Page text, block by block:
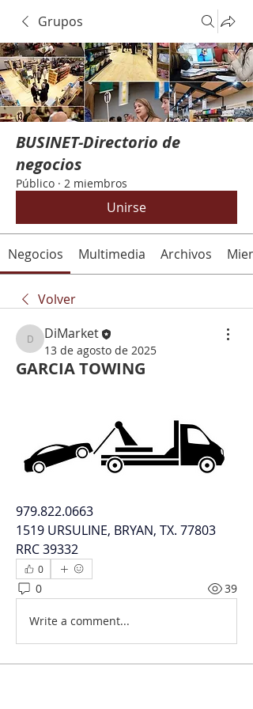
Grupos
BUSINET-Directorio de
negocios
Público · 2 miembros
Unirse
Negocios Multimedia Archivos
Volver
DiMarket
DiMarket
13 de agosto de 2025
GARCIA TOWING
979.822.0663
1519 URSULINE, BRYAN, TX. 77803
RRC 39332
0
0 39
Write a comment...